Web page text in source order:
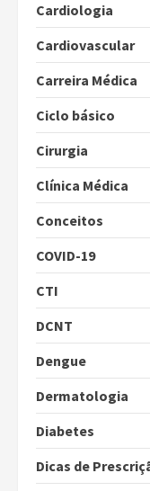
Cardiologia
Cardiovascular
Carreira Médica
Ciclo básico
Cirurgia
Clínica Médica
Conceitos
COVID-19
CTI
DCNT
Dengue
Dermatologia
Diabetes
Dicas de